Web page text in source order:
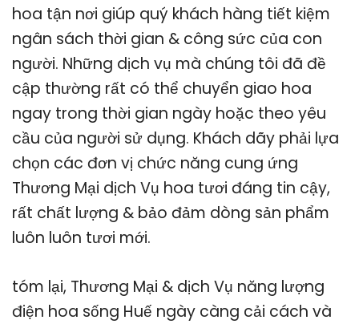
hoa tận nơi giúp quý khách hàng tiết kiệm
ngân sách thời gian & công sức của con
người. Những dịch vụ mà chúng tôi đã đề
cập thường rất có thể chuyển giao hoa
ngay trong thời gian ngày hoặc theo yêu
cầu của người sử dụng. Khách dãy phải lựa
chọn các đơn vị chức năng cung ứng
Thương Mại dịch Vụ hoa tươi đáng tin cậy,
rất chất lượng & bảo đảm dòng sản phẩm
luôn luôn tươi mới.
tóm lại, Thương Mại & dịch Vụ năng lượng
điện hoa sống Huế ngày càng cải cách và